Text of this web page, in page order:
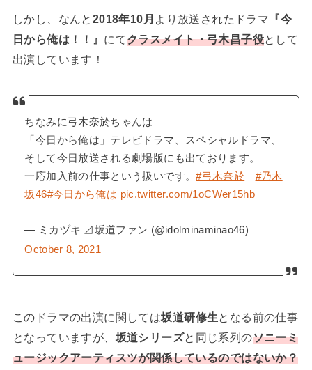
しかし、なんと 2018年10月 より放送されたドラマ 『今
日から俺は！！』 にてクラスメイト・弓木昌子役として
出演しています！
ちなみに弓木奈於ちゃんは
「今日から俺は」テレビドラマ、スペシャルドラマ、
そして今日放送される劇場版にも出ております。
一応加入前の仕事という扱いです。#弓木奈於
#乃木
坂46#今日から俺は pic.twitter.com/1oCWer15hb
— ミカヅキ ⊿坂道ファン (@idolminaminao46)
October 8, 2021
このドラマの出演に関しては坂道研修生となる前の仕事
となっていますが、 坂道シリーズと同じ系列のソニーミ
ュージックアーティスツが関係しているのではないか？